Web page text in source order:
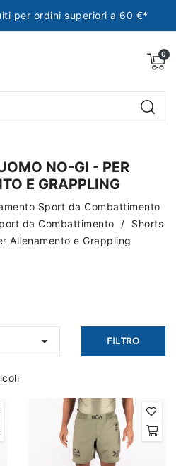
per ordini superiori a 60 €*
NO-GI - PER
E GRAPPLING
Sport da Combattimento
da Combattimento
Shorts
Allenamento e Grappling
 FILTRO